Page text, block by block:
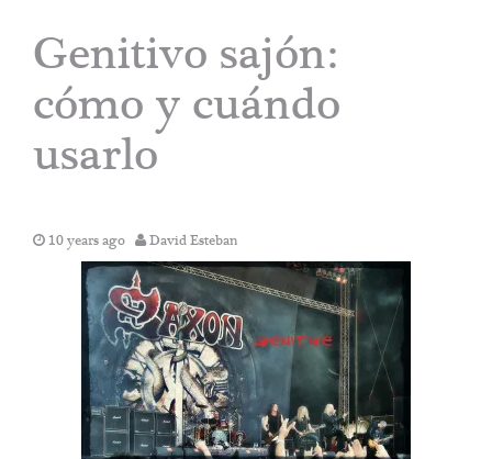
Genitivo sajón:
cómo y cuándo
usarlo
10 years ago David Esteban